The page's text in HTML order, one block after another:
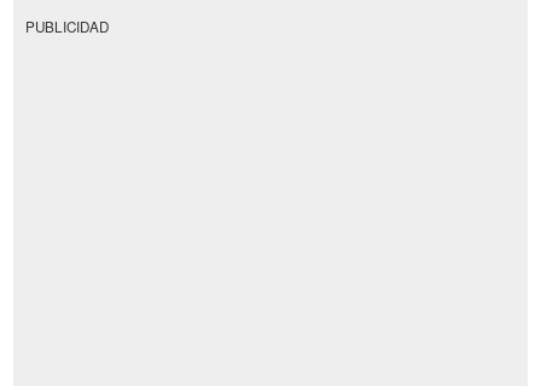
PUBLICIDAD